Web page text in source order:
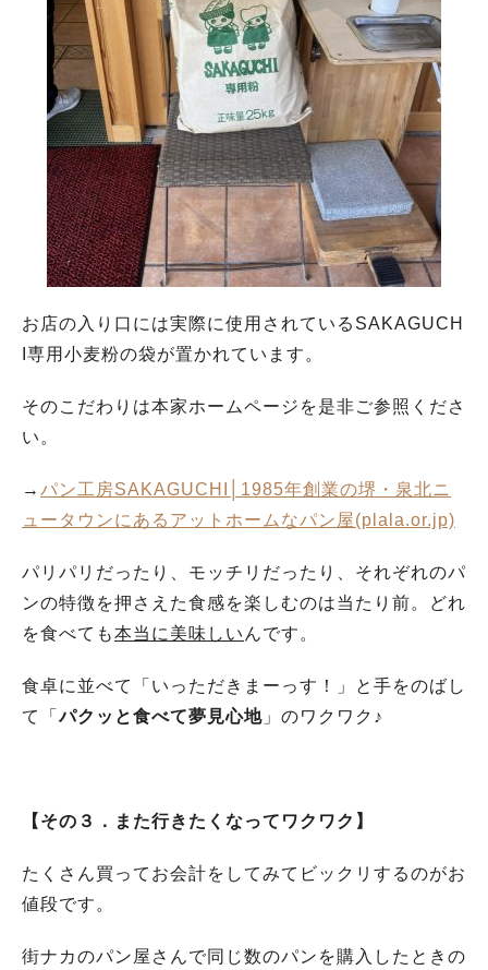
お店の入り口には実際に使用されているSAKAGUCH
I専用小麦粉の袋が置かれています。
そのこだわりは本家ホームページを是非ご参照くださ
い。
→ パン工房SAKAGUCHI│1985年創業の堺・泉北ニ
ュータウンにあるアットホームなパン屋(plala.or.jp)
パリパリだったり、モッチリだったり、それぞれのパ
ンの特徴を押さえた食感を楽しむのは当たり前。どれ
を食べても本当に美味しい んです。
食卓に並べて「いっただきまーっす！」と手をのばし
て「パクッと食べて夢見心地 」のワクワク♪
【その３．また行きたくなってワクワク】
たくさん買ってお会計をしてみてビックリするのがお
値段です。
街ナカのパン屋さんで同じ数のパンを購入したときの